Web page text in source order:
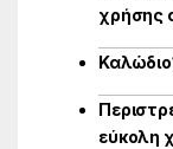
χρήσης
εύκολη